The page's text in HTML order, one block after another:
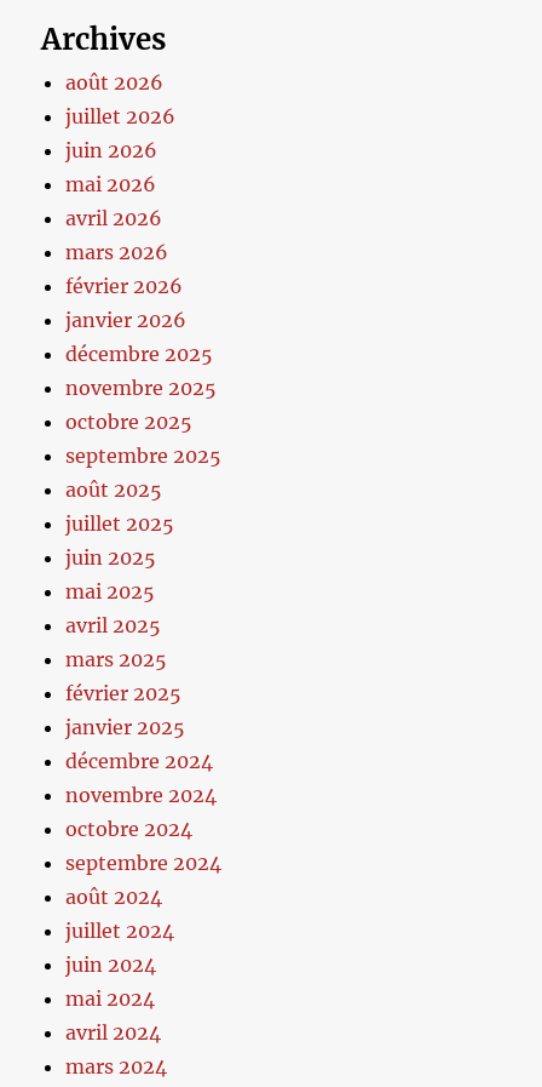
Archives
août 2026
juillet 2026
juin 2026
mai 2026
avril 2026
mars 2026
février 2026
janvier 2026
décembre 2025
novembre 2025
octobre 2025
septembre 2025
août 2025
juillet 2025
juin 2025
mai 2025
avril 2025
mars 2025
février 2025
janvier 2025
décembre 2024
novembre 2024
octobre 2024
septembre 2024
août 2024
juillet 2024
juin 2024
mai 2024
avril 2024
mars 2024